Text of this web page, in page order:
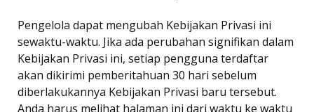
Pengelola dapat mengubah Kebijakan Privasi ini
sewaktu-waktu. Jika ada perubahan signifikan dalam
Kebijakan Privasi ini, setiap pengguna terdaftar
akan dikirimi pemberitahuan 30 hari sebelum
diberlakukannya Kebijakan Privasi baru tersebut.
Anda harus melihat halaman ini dari waktu ke waktu